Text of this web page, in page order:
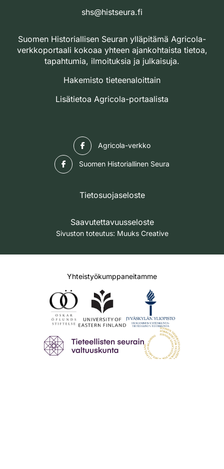
shs@histseura.fi
Suomen Historiallisen Seuran ylläpitämä Agricola-
verkkoportaali kokoaa yhteen ajankohtaista tietoa,
tapahtumia, ilmoituksia ja julkaisuja.
Hakemisto tieteenaloittain
Lisätietoa Agricola-portaalista
Agricola-verkko
Suomen Historiallinen Seura
Tietosuojaseloste
Saavutettavuusseloste
Sivuston toteutus: Muuks Creative
Yhteistyökumppaneitamme